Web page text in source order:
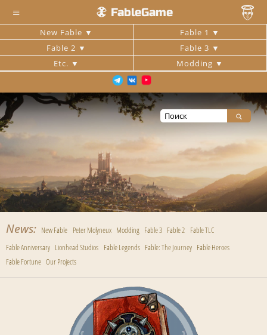
≡ FableGame
New Fable
Fable 1
Fable 2
Fable 3
Etc.
Modding
News New Fable Peter Molyneux Modding Fable 3 Fable 2 Fable TLC
Fable Anniversary Lionhead Studios Fable Legends Fable: The Journey Fable Heroes
Fable Fortune Our Projects